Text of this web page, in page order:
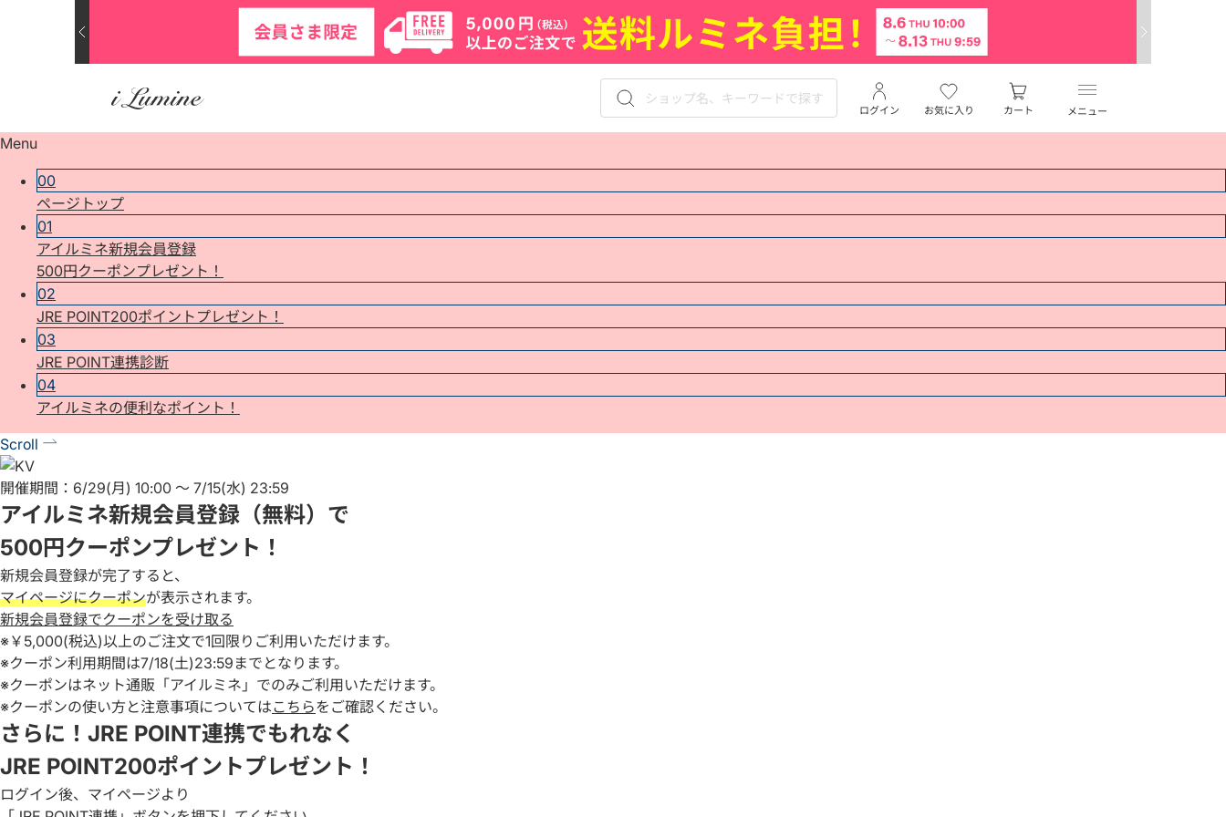
メニュー
お気に入り
ログイン カート
Menu
00
ページトップ
01
アイルミネ新規会員登録
500円クーポンプレゼント！
02
JRE POINT200ポイントプレゼント！
03
JRE POINT連携診断
04
アイルミネの便利なポイント！
Scroll
開催期間：6/29(月) 10:00 ～ 7/15(水) 23:59
アイルミネ新規会員登録（無料）で
500円クーポンプレゼント！
新規会員登録が完了すると、
マイページにクーポンが表示されます。
新規会員登録でクーポンを受け取る
※￥5,000(税込)以上のご注文で1回限りご利用いただけます。
※クーポン利用期間は7/18(土)23:59までとなります。
※クーポンはネット通販「アイルミネ」でのみご利用いただけます。
※クーポンの使い方と注意事項についてはこちらをご確認ください。
さらに！JRE POINT連携でもれなく
JRE POINT200ポイントプレゼント！
ログイン後、マイページより